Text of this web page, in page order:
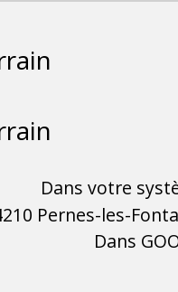
Dans votre
Pernes-les-
Dans